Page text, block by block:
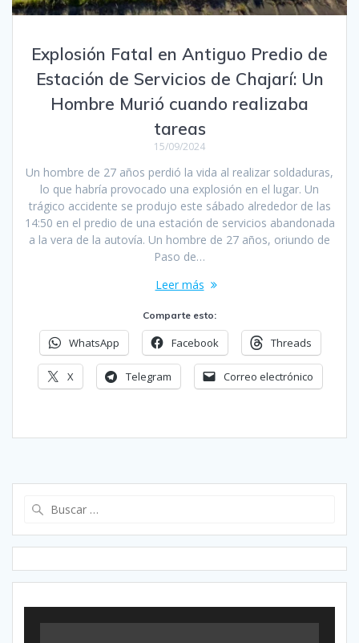
Explosión Fatal en Antiguo Predio de
Estación de Servicios de Chajarí: Un
Hombre Murió cuando realizaba
tareas
15/09/2024
Un hombre de 27 años perdió la vida al realizar soldaduras,
lo que habría provocado una explosión en el lugar. Un
trágico accidente se produjo este sábado alrededor de las
14:50 en el predio de una estación de servicios abandonada
a la vera de la autovía. Un hombre de 27 años, oriundo de
Paso de…
Leer más
Comparte esto:
WhatsApp Facebook Threads
X Telegram Correo electrónico